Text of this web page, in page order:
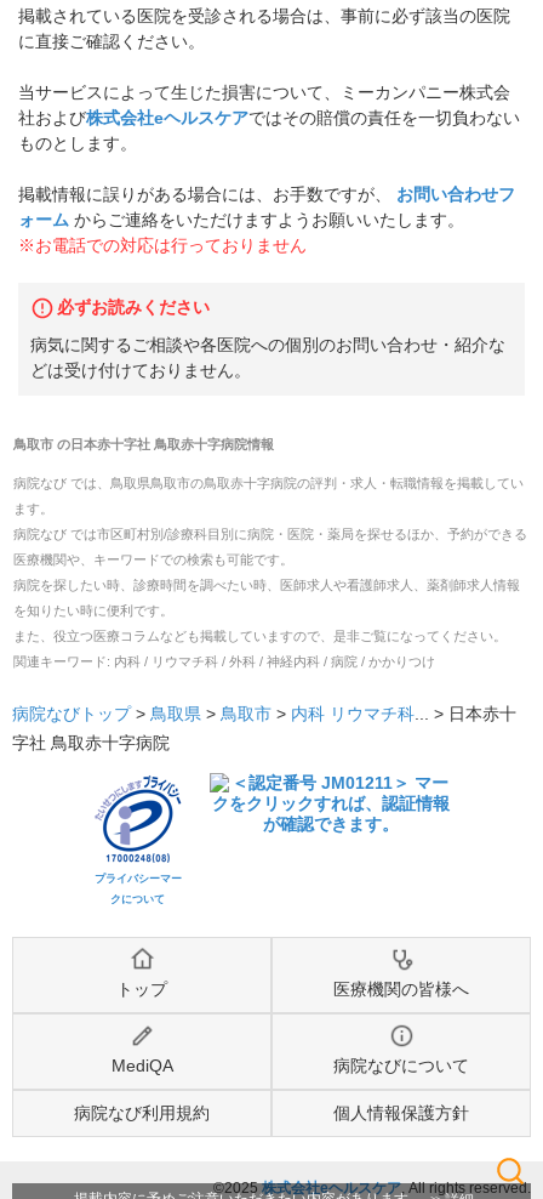
掲載されている医院を受診される場合は、事前に必ず該当の医院
に直接ご確認ください。
当サービスによって生じた損害について、ミーカンパニー株式会
社および株式会社eヘルスケアではその賠償の責任を一切負わない
ものとします。
掲載情報に誤りがある場合には、お手数ですが、
お問い合わせフ
ォーム からご連絡をいただけますようお願いいたします。
※お電話での対応は行っておりません
必ずお読みください
病気に関するご相談や各医院への個別のお問い合わせ・紹介な
どは受け付けておりません。
鳥取市の日本赤十字社 鳥取赤十字病院情報
病院なび では、 鳥取県 鳥取市の鳥取赤十字病院の評判・求人・転職情報を掲載してい
ます。
病院なび では市区町村別/診療科目別に病院・医院・薬局を探せるほか、予約ができる
医療機関や、キーワードでの検索も可能です。
病院を探したい時、診療時間を調べたい時、医師求人や看護師求人、薬剤師求人情報
を知りたい時に便利です。
また、役立つ医療コラムなども掲載していますので、是非ご覧になってください。
関連キーワード: 内科 / リウマチ科 / 外科 / 神経内科 / 病院 / かかりつけ
病院なびトップ > 鳥取県 > 鳥取市 > 内科 リウマチ科... > 日本赤十
字社 鳥取赤十字病院
プライバシーマー
クについて
トップ 医療機関の皆様へ
MediQA 病院なびについて
病院なび利用規約 個人情報保護方針
©2025 株式会社eヘルスケア, All rights reserved.